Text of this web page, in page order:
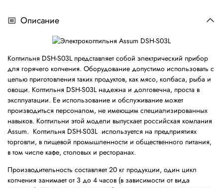
Описание
Коптильня DSH-S03L представляет собой электрический прибор
для горячего копчения. Оборудование допустимо использовать с
целью приготовления таких продуктов, как мясо, колбаса, рыба и
овощи. Коптильня DSH-S03L надежна и долговечна, проста в
эксплуатации. Ее использование и обслуживание может
производиться персоналом, не имеющим специализированных
навыков. Коптильни этой модели выпускает российская компания
Assum. Коптильня DSH-S03L используется на предприятиях
торговли, в пищевой промышленности и общественного питания,
в том числе кафе, столовых и ресторанах.
Производительность составляет 20 кг продукции, один цикл
копчения занимает от 3 до 4 часов (в зависимости от вида